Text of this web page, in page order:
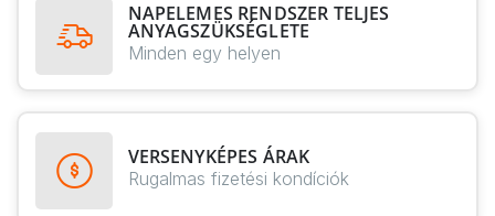
NAPELEMES RENDSZER TELJES
ANYAGSZÜKSÉGLETE
Minden egy helyen
VERSENYKÉPES ÁRAK
Rugalmas fizetési kondíciók